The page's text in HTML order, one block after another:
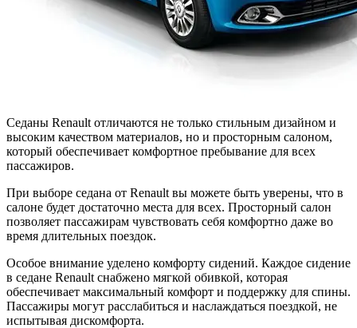
Седаны Renault отличаются не только стильным дизайном и
высоким качеством материалов, но и просторным салоном,
который обеспечивает комфортное пребывание для всех
пассажиров.
При выборе седана от Renault вы можете быть уверены, что в
салоне будет достаточно места для всех. Просторный салон
позволяет пассажирам чувствовать себя комфортно даже во
время длительных поездок.
Особое внимание уделено комфорту сидений. Каждое сидение
в седане Renault снабжено мягкой обивкой, которая
обеспечивает максимальный комфорт и поддержку для спины.
Пассажиры могут расслабиться и наслаждаться поездкой, не
испытывая дискомфорта.